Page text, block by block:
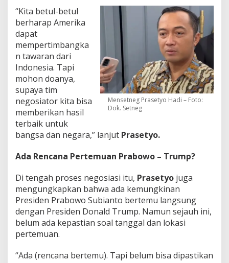
Mensetneg Prasetyo Hadi – Foto:
Dok. Setneg
“Kita betul-betul
berharap Amerika
dapat
mempertimbangka
n tawaran dari
Indonesia. Tapi
mohon doanya,
supaya tim
negosiator kita bisa
memberikan hasil
terbaik untuk
bangsa dan negara,” lanjut Prasetyo.
Ada Rencana Pertemuan Prabowo – Trump?
Di tengah proses negosiasi itu, Prasetyo juga
mengungkapkan bahwa ada kemungkinan
Presiden Prabowo Subianto bertemu langsung
dengan Presiden Donald Trump. Namun sejauh ini,
belum ada kepastian soal tanggal dan lokasi
pertemuan.
“Ada (rencana bertemu). Tapi belum bisa dipastikan